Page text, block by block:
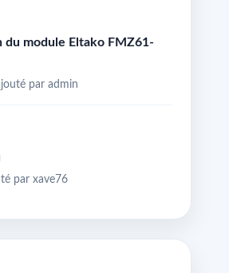
du module Eltako FMZ61-
par admin
par xave76